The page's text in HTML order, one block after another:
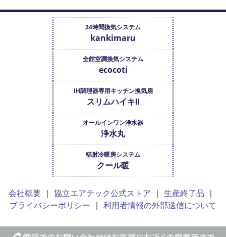
24時間換気システム
kankimaru
全館空調換気システム
ecocoti
IH調理器専用キッチン換気扇
スリムハイキⅡ
オールインワン浄水器
浄水丸
輻射冷暖房システム
クール暖
会社概要 協立エアテック公式ストア
生産終了品
プライバシーポリシー
利用者情報の外部送信について